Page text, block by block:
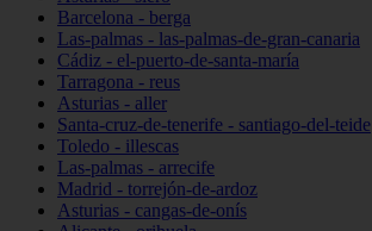
Barcelona - berga
Las-palmas - las-palmas-de-gran-canaria
Cádiz - el-puerto-de-santa-maría
Tarragona - reus
Asturias - aller
Santa-cruz-de-tenerife - santiago-del-teide
Toledo - illescas
Las-palmas - arrecife
Madrid - torrejón-de-ardoz
Asturias - cangas-de-onís